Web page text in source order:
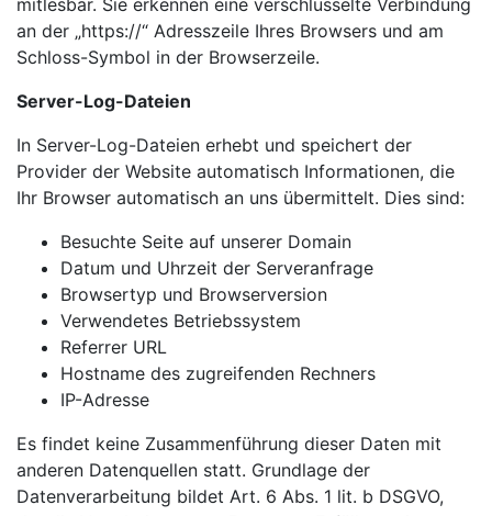
mitlesbar. Sie erkennen eine verschlüsselte Verbindung
an der „https://“ Adresszeile Ihres Browsers und am
Schloss-Symbol in der Browserzeile.
Server-Log-Dateien
In Server-Log-Dateien erhebt und speichert der
Provider der Website automatisch Informationen, die
Ihr Browser automatisch an uns übermittelt. Dies sind:
Besuchte Seite auf unserer Domain
Datum und Uhrzeit der Serveranfrage
Browsertyp und Browserversion
Verwendetes Betriebssystem
Referrer URL
Hostname des zugreifenden Rechners
IP-Adresse
Es findet keine Zusammenführung dieser Daten mit
anderen Datenquellen statt. Grundlage der
Datenverarbeitung bildet Art. 6 Abs. 1 lit. b DSGVO,